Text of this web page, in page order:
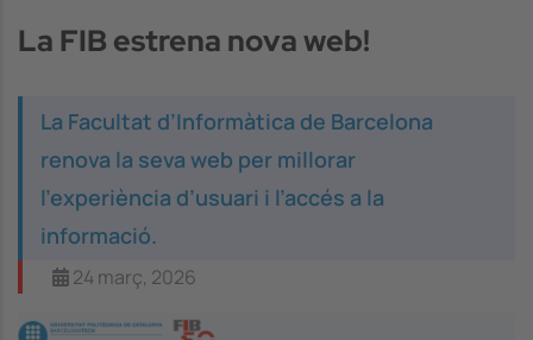
La FIB estrena nova web!
La Facultat d’Informàtica de Barcelona
renova la seva web per millorar
l’experiència d’usuari i l’accés a la
informació.
24 març, 2026
Image